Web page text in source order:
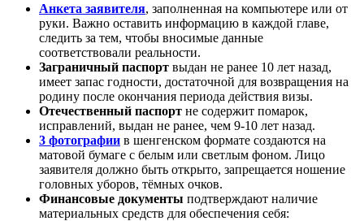
Анкета заявителя, заполненная на компьютере или от
руки. Важно оставить информацию в каждой главе,
следить за тем, чтобы вносимые данные
соответствовали реальности.
Заграничный паспорт выдан не ранее 10 лет назад,
имеет запас годности, достаточной для возвращения на
родину после окончания периода действия визы.
Отечественный паспорт не содержит помарок,
исправлений, выдан не ранее, чем 9-10 лет назад.
3 фотографии в шенгенском формате создаются на
матовой бумаге с белым или светлым фоном. Лицо
заявителя должно быть открыто, запрещается ношение
головных уборов, тёмных очков.
Финансовые документы подтверждают наличие
материальных средств для обеспечения себя: